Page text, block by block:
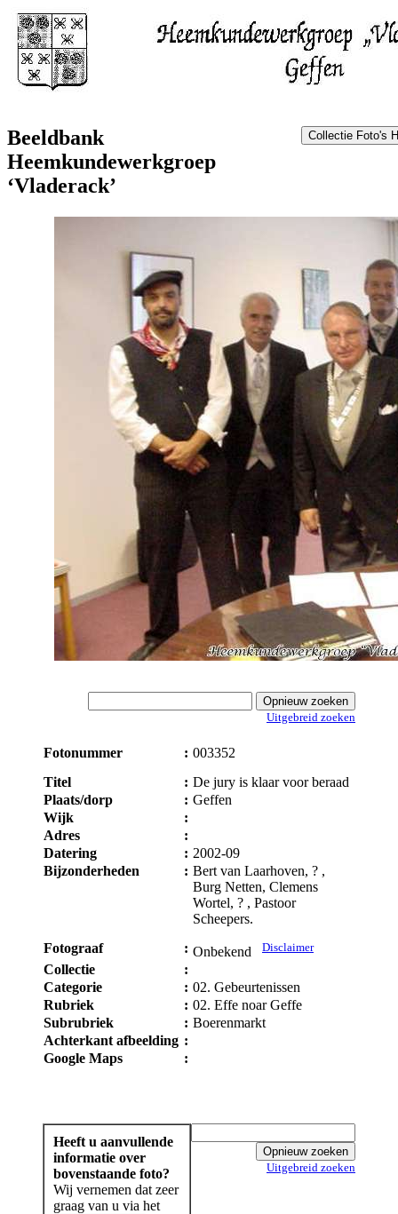
Beeldbank
Heemkundewerkgroep
‘Vladerack’
Uitgebreid zoeken
Fotonummer : 003352
Titel
: De jury is klaar voor beraad
Plaats/dorp
: Geffen
Wijk
:
Adres
:
Datering
: 2002-09
Bijzonderheden
: Bert van Laarhoven, ? ,
Burg Netten, Clemens
Wortel, ? , Pastoor
Scheepers.
Fotograaf
: Onbekend Disclaimer
Collectie
:
Categorie
: 02. Gebeurtenissen
Rubriek
: 02. Effe noar Geffe
Subrubriek
: Boerenmarkt
Achterkant afbeelding :
Google Maps
:
Heeft u aanvullende
informatie over
bovenstaande foto?
Wij vernemen dat zeer
graag van u via het
Uitgebreid zoeken